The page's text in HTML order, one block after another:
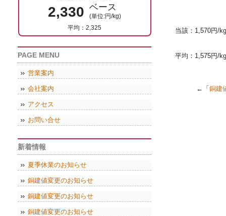
当該：1,570円/kg
平均：1,575円/kg
←「 銅建
2,330 ベース
(単位:円/kg)
平均：2,325
PAGE MENU
営業案内
会社案内
アクセス
お問い合せ
新着情報
夏季休業のお知らせ
銅建値変更のお知らせ
銅建値変更のお知らせ
銅建値変更のお知らせ